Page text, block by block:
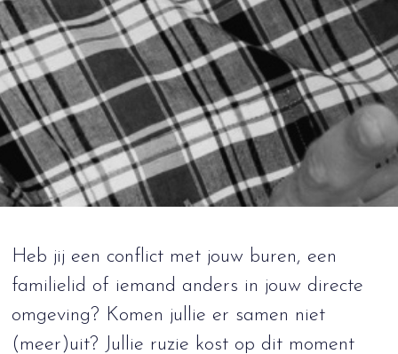
Heb jij een conflict met jouw buren, een
familielid of iemand anders in jouw directe
omgeving? Komen jullie er samen niet
(meer)uit? Jullie ruzie kost op dit moment